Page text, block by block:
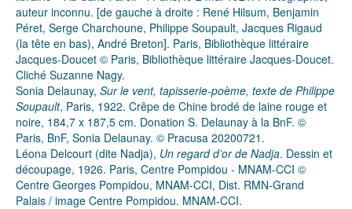
auteur inconnu. [de gauche à droite : René Hilsum, Benjamin
Péret, Serge Charchoune, Philippe Soupault, Jacques Rigaud
(la tête en bas), André Breton]. Paris, Bibliothèque littéraire
Jacques-Doucet © Paris, Bibliothèque littéraire Jacques-Doucet.
Cliché Suzanne Nagy.
Sonia Delaunay, Sur le vent, tapisserie-poème, texte de Philippe
Soupault, Paris, 1922. Crêpe de Chine brodé de laine rouge et
noire, 184,7 x 187,5 cm. Donation S. Delaunay à la BnF. ©
Paris, BnF, Sonia Delaunay. © Pracusa 20200721.
Léona Delcourt (dite Nadja), Un regard d’or de Nadja. Dessin et
découpage, 1926. Paris, Centre Pompidou - MNAM-CCI ©
Centre Georges Pompidou, MNAM-CCI, Dist. RMN-Grand
Palais / image Centre Pompidou. MNAM-CCI.